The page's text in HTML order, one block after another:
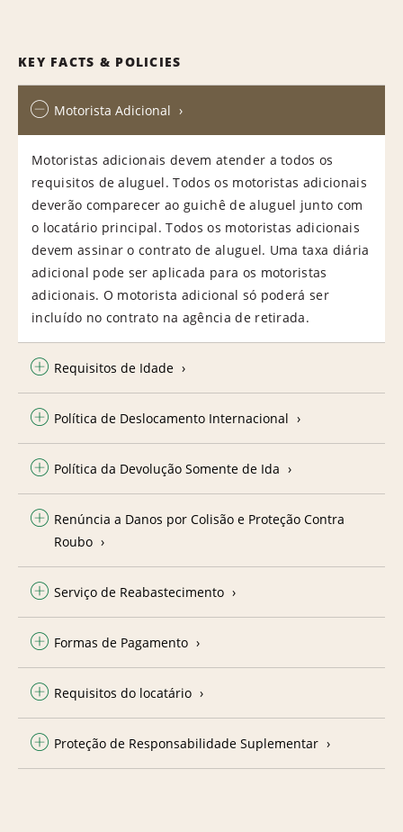
KEY FACTS & POLICIES
Motorista Adicional
Motoristas adicionais devem atender a todos os
requisitos de aluguel. Todos os motoristas adicionais
deverão comparecer ao guichê de aluguel junto com
o locatário principal. Todos os motoristas adicionais
devem assinar o contrato de aluguel. Uma taxa diária
adicional pode ser aplicada para os motoristas
adicionais. O motorista adicional só poderá ser
incluído no contrato na agência de retirada.
Requisitos de Idade
Política de Deslocamento Internacional
Política da Devolução Somente de Ida
Renúncia a Danos por Colisão e Proteção Contra
Roubo
Serviço de Reabastecimento
Formas de Pagamento
Requisitos do locatário
Proteção de Responsabilidade Suplementar